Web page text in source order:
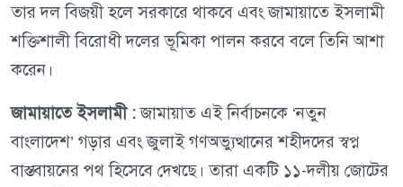
তার দল বিজয়ী হলে সরকারে থাকবে এবং জামায়াতে ইসলামী
শক্তিশালী বিরোধী দলের ভূমিকা পালন করবে বলে তিনি আশা
করেন।
জামায়াতে ইসলামী :জামায়াত এই নির্বাচনকে ‘নতুন
বাংলাদেশ’ গড়ার এবং জুলাই গণঅভ্যুত্থানের শহীদদের স্বপ্ন
বাস্তবায়নের পথ হিসেবে দেখছে। তারা একটি ১১-দলীয় জোটের